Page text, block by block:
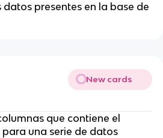
presentes en la base de
New cards
que contiene el
una serie de datos